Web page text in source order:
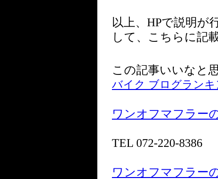
以上、HPで説明が
して、こちらに記
この記事いいなと
バイク ブログラン
ワンオフマフラー
TEL 072-220-8386
ワンオフマフラー